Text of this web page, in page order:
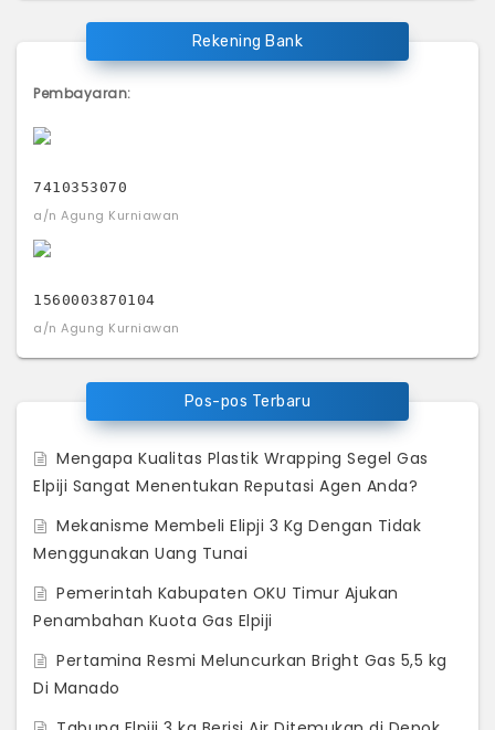
Rekening Bank
Pembayaran:
7410353070
a/n Agung Kurniawan
1560003870104
a/n Agung Kurniawan
Pos-pos Terbaru
Mengapa Kualitas Plastik Wrapping Segel Gas
Elpiji Sangat Menentukan Reputasi Agen Anda?
Mekanisme Membeli Elipji 3 Kg Dengan Tidak
Menggunakan Uang Tunai
Pemerintah Kabupaten OKU Timur Ajukan
Penambahan Kuota Gas Elpiji
Pertamina Resmi Meluncurkan Bright Gas 5,5 kg
Di Manado